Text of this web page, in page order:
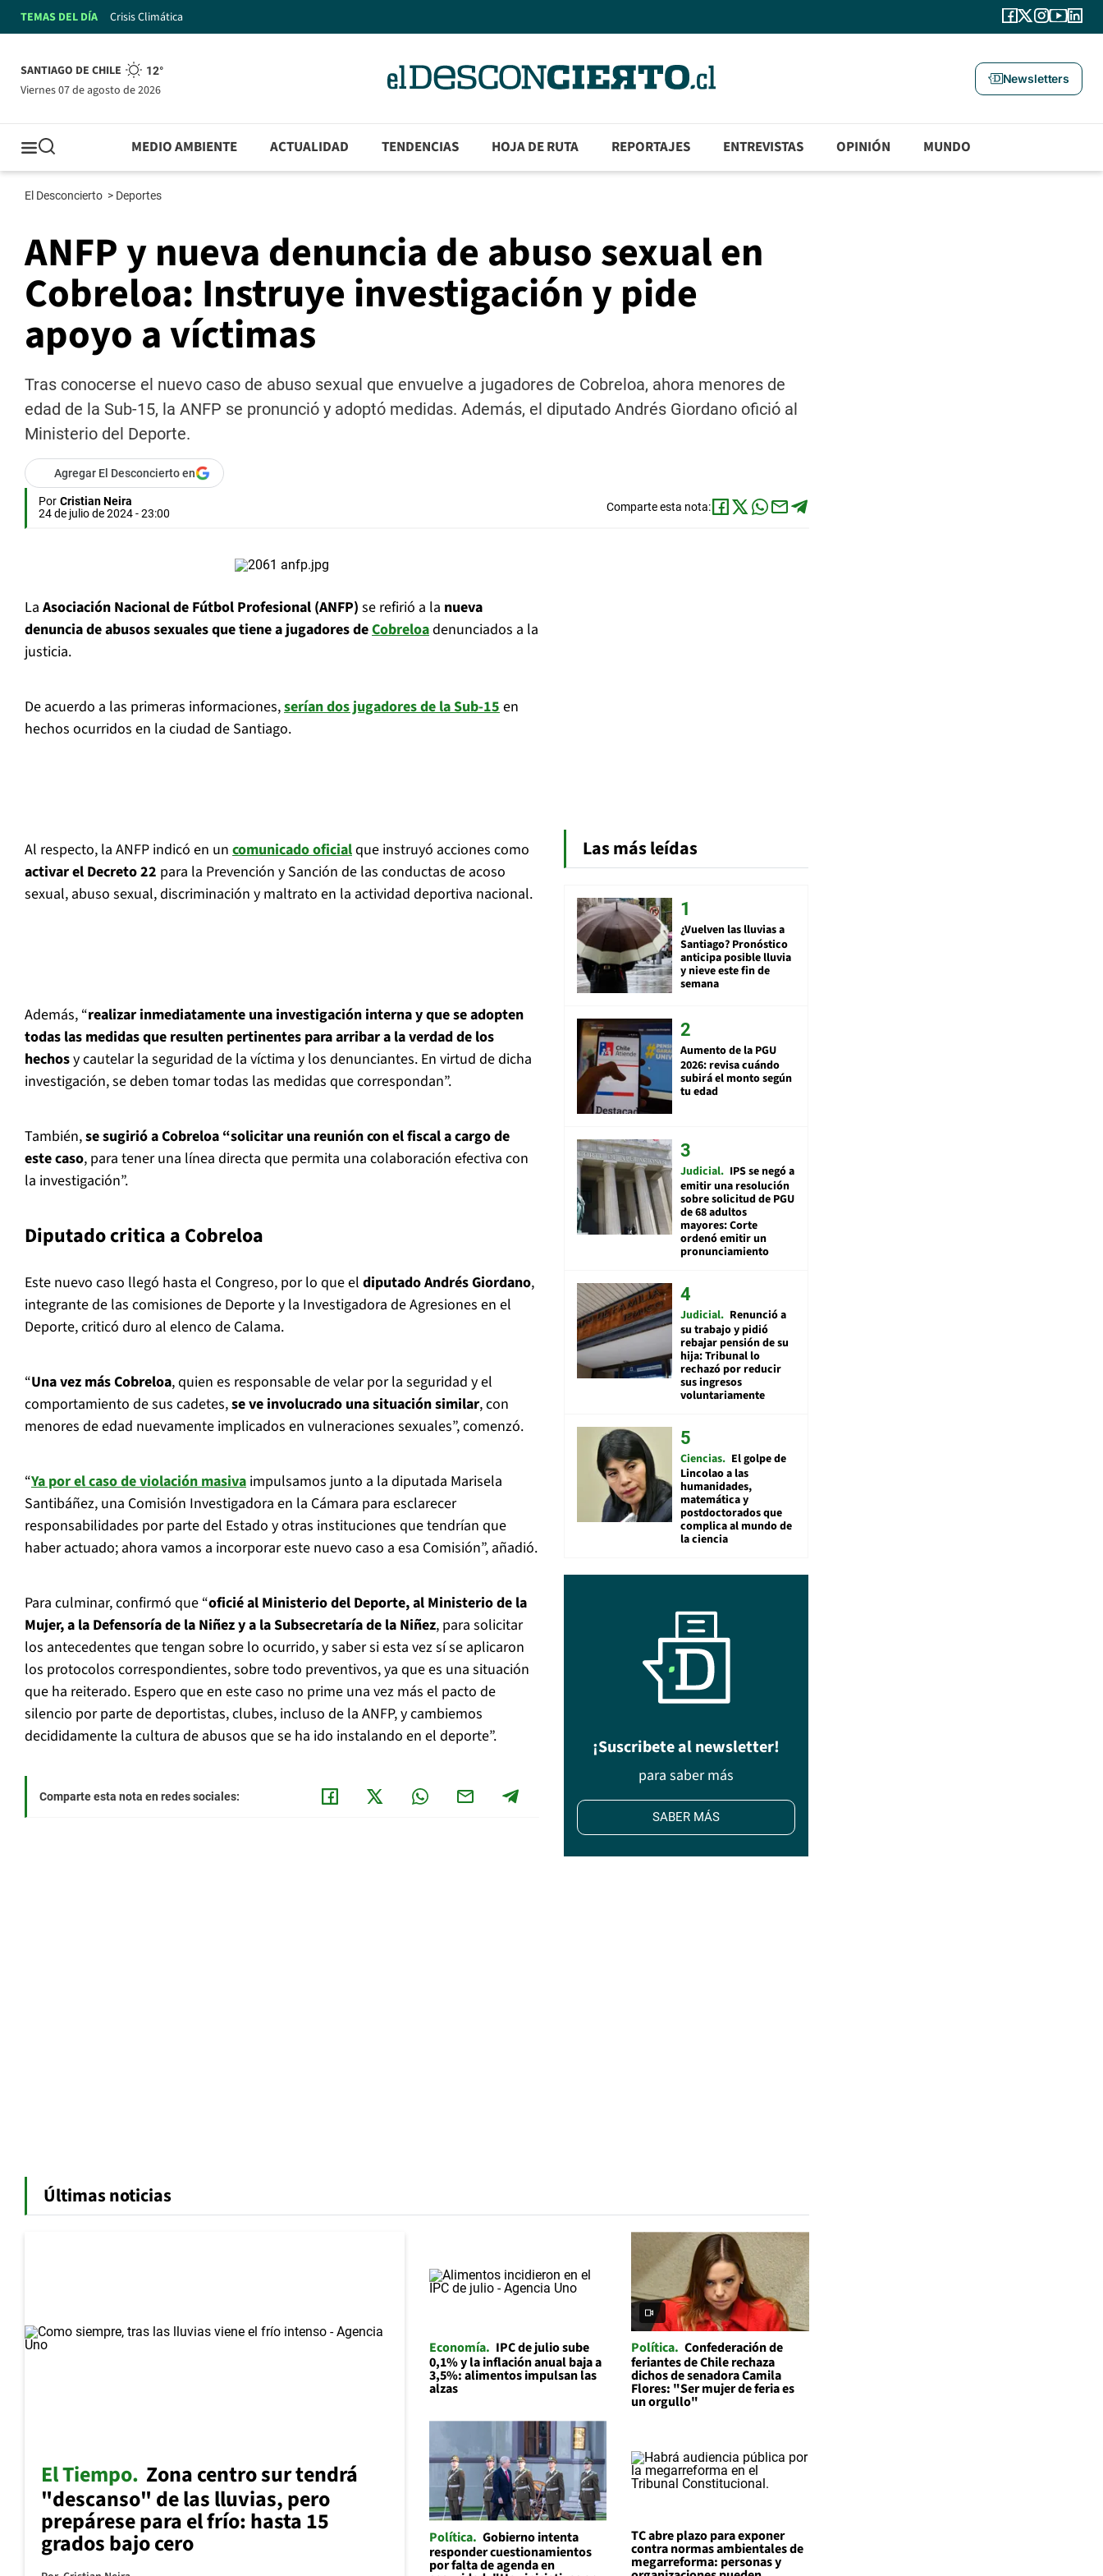
TEMAS DEL DÍA Crisis Climática
SANTIAGO DE CHILE 12°
viernes 07 de agosto de 2026
Newsletters
MEDIO AMBIENTE ACTUALIDAD TENDENCIAS HOJA DE RUTA REPORTAJES ENTREVISTAS OPINIÓN MUNDO
El Desconcierto > Deportes
ANFP y nueva denuncia de abuso sexual en
Cobreloa: Instruye investigación y pide
apoyo a víctimas
Tras conocerse el nuevo caso de abuso sexual que envuelve a jugadores de Cobreloa, ahora menores de
edad de la Sub-15, la ANFP se pronunció y adoptó medidas. Además, el diputado Andrés Giordano ofició al
Ministerio del Deporte.
Agregar El Desconcierto en
Por Cristian Neira
24 de julio de 2024 - 23:00
Comparte esta nota:
La Asociación Nacional de Fútbol Profesional (ANFP) se refirió a la nueva
denuncia de abusos sexuales que tiene a jugadores deCobreloadenunciados a la
justicia.
De acuerdo a las primeras informaciones,serían dos jugadores de la Sub-15en
hechos ocurridos en la ciudad de Santiago.
Al respecto, la ANFP indicó en un comunicado oficialque instruyó acciones como
activar el Decreto 22 para la Prevención y Sanción de las conductas de acoso
sexual, abuso sexual, discriminación y maltrato en la actividad deportiva nacional.
Además, “realizar inmediatamente una investigación interna y que se adopten
todas las medidas que resulten pertinentes para arribar a la verdad de los
hechosy cautelar la seguridad de la víctima y los denunciantes. En virtud de dicha
investigación, se deben tomar todas las medidas que correspondan”.
También,se sugirió a Cobreloa “solicitar una reunión con el fiscal a cargo de
este caso, para tener una línea directa que permita una colaboración efectiva con
la investigación”.
Diputado critica a Cobreloa
Este nuevo caso llegó hasta el Congreso, por lo que el diputado Andrés Giordano,
integrante de las comisiones de Deporte y la Investigadora de Agresiones en el
Deporte, criticó duro al elenco de Calama.
“Una vez más Cobreloa, quien es responsable de velar por la seguridad y el
comportamiento de sus cadetes,se ve involucrado una situación similar, con
menores de edad nuevamente implicados en vulneraciones sexuales”, comenzó.
“Ya por el caso de violación masiva impulsamos junto a la diputada Marisela
Santibáñez, una Comisión Investigadora en la Cámara para esclarecer
responsabilidades por parte del Estado y otras instituciones que tendrían que
haber actuado; ahora vamos a incorporar este nuevo caso a esa Comisión”, añadió.
Para culminar, confirmó que “oficié al Ministerio del Deporte, al Ministerio de la
Mujer, a la Defensoría de la Niñez y a la Subsecretaría de la Niñez, para solicitar
los antecedentes que tengan sobre lo ocurrido, y saber si esta vez sí se aplicaron
los protocolos correspondientes, sobre todo preventivos, ya que es una situación
que ha reiterado. Espero que en este caso no prime una vez más el pacto de
silencio por parte de deportistas, clubes, incluso de la ANFP, y cambiemos
decididamente la cultura de abusos que se ha ido instalando en el deporte”.
Comparte esta nota en redes sociales:
Las más leídas
¿Vuelven las lluvias a
Santiago? Pronóstico
anticipa posible lluvia
y nieve este fin de
semana
Aumento de la PGU
2026: revisa cuándo
subirá el monto según
tu edad
Judicial IPS se negó a
emitir una resolución
sobre solicitud de PGU
de 68 adultos
mayores: Corte
ordenó emitir un
pronunciamiento
Judicial Renunció a
su trabajo y pidió
rebajar pensión de su
hija: Tribunal lo
rechazó por reducir
sus ingresos
voluntariamente
Ciencias El golpe de
Lincolao a las
humanidades,
matemática y
postdoctorados que
complica al mundo de
la ciencia
¡Suscribete al newsletter!
para saber más
SABER MÁS
Últimas noticias
El Tiempo Zona centro sur tendrá
"descanso" de las lluvias, pero
prepárese para el frío: hasta 15
grados bajo cero
Economía
IPC de julio sube
0,1% y la inflación anual baja a
3,5%: alimentos impulsan las
alzas
Política Confederación de
feriantes de Chile rechaza
dichos de senadora Camila
Flores: "Ser mujer de feria es
un orgullo"
Política Gobierno intenta
responder cuestionamientos
por falta de agenda en
TC abre plazo para exponer
contra normas ambientales de
megarreforma: personas y